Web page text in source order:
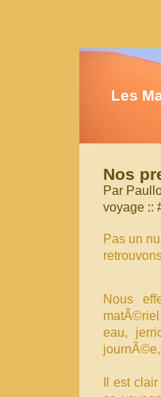
Les
Nos
Par
voyage ::
Pas un
Nous
eau,
journÃ©e,
Il est